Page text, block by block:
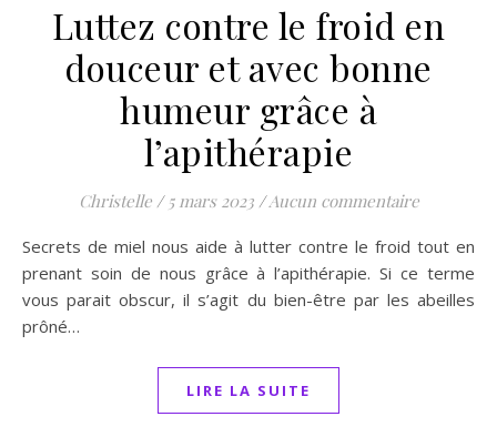
Luttez contre le froid en
douceur et avec bonne
humeur grâce à
l’apithérapie
Christelle / 5 mars 2023 /Aucun commentaire
Secrets de miel nous aide à lutter contre le froid tout en
prenant soin de nous grâce à l’apithérapie. Si ce terme
vous parait obscur, il s’agit du bien-être par les abeilles
prôné…
LIRE LA SUITE